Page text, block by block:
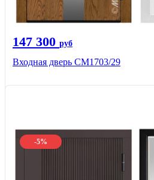
147 300 руб
Входная дверь СМ1703/29
-5%